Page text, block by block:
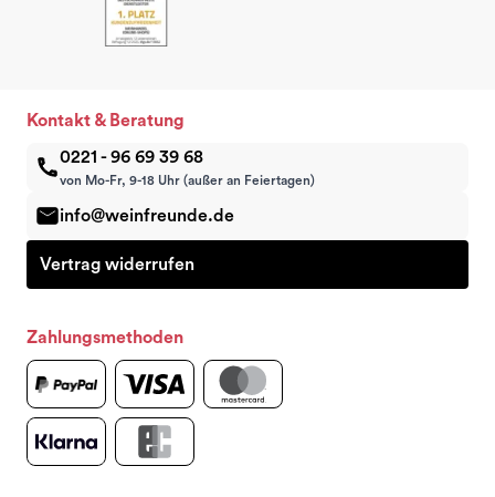
Kontakt & Beratung
0221 - 96 69 39 68
von Mo-Fr, 9-18 Uhr (außer an Feiertagen)
info@weinfreunde.de
Vertrag widerrufen
Zahlungsmethoden